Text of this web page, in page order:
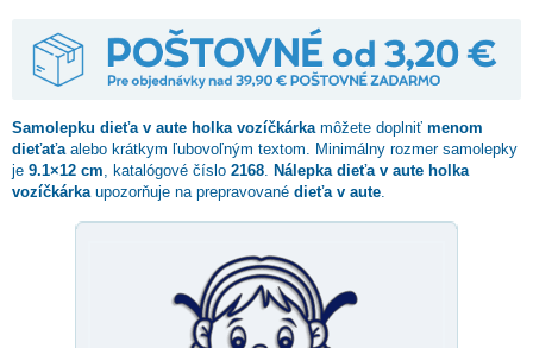
Samolepku dieťa v aute holka vozíčkárka môžete doplniť menom
dieťaťa alebo krátkym ľubovoľným textom. Minimálny rozmer samolepky
je 9.1×12 cm , katalógové číslo 2168
Nálepka dieťa v aute holka
vozíčkárka upozorňuje na prepravované dieťa v aute